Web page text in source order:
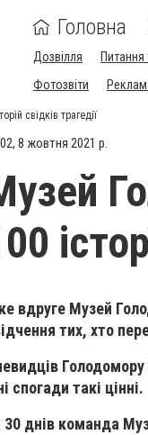
Головна
Дозвілля Питання
Фотозвіти
свідків трагедії
8 жовтня 2021 р.
вдруге Музей
тих, хто
спогади такі цінні.
30 днів команда